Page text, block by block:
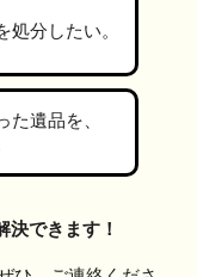
分したい。
遺品を、
決できます！